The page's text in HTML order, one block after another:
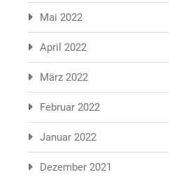
Mai 2022
April 2022
März 2022
Februar 2022
Januar 2022
Dezember 2021